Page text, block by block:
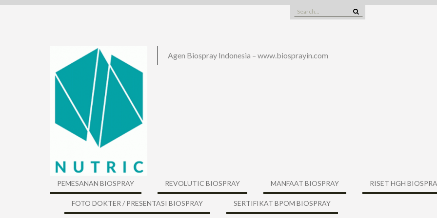
Skip
Search
for:
Agen Biospray Indonesia – www.biosprayin.com
PEMESANAN BIOSPRAY REVOLUTIC BIOSPRAY MANFAAT BIOSPRAY RISET HGH
FOTO DOKTER / PRESENTASI BIOSPRAY SERTIFIKAT BPOM BIOSPRAY